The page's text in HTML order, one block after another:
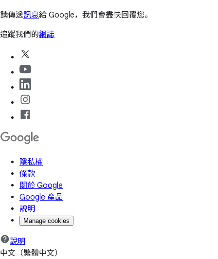
請傳送訊息給 Google，我們會盡快回覆您。
追蹤我們的網誌
隱私權
條款
關於 Google
Google 產品
說明
Manage cookies
說明
中文（繁體中文）